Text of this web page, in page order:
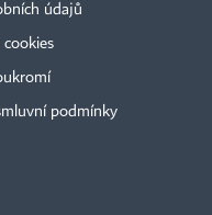
údajů
cookies
podmínky